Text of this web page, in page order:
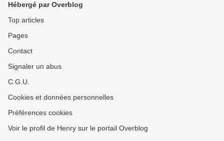
Hébergé par Overblog
Top articles
Pages
Contact
Signaler un abus
C.G.U.
Cookies et données personnelles
Préférences cookies
Voir le profil de Henry sur le portail Overblog